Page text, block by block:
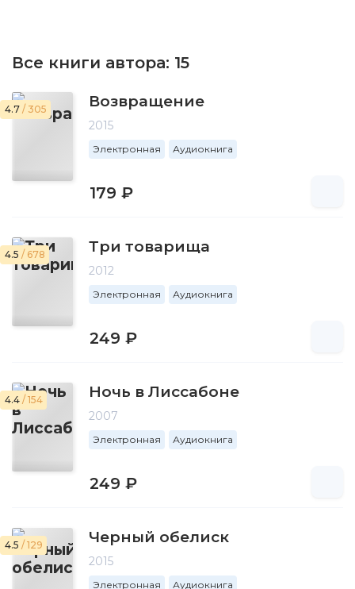
Все книги автора: 15
4.7 / 305 Возвращение
2015
Электронная Аудиокнига
179 ₽
4.5 / 678 Три товарища
2012
Электронная Аудиокнига
249 ₽
4.4 / 154 Ночь в Лиссабоне
2007
Электронная Аудиокнига
249 ₽
4.5 / 129 Черный обелиск
2015
Электронная Аудиокнига